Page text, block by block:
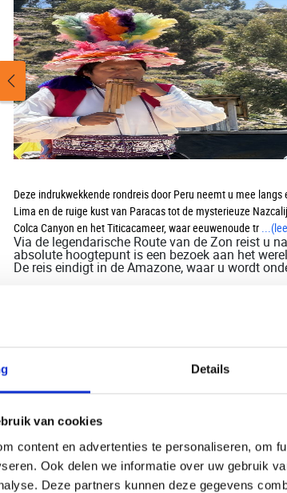
Details
van cookies
content en advertenties te personaliseren, om
Ook delen we informatie over uw gebruik
Deze partners kunnen deze gegevens
Deze indrukwekkende rondreis door Peru neemt u mee
Lima en de ruige kust van Paracas tot de mysterieuze
Colca Canyon en het Titicacameer, waar eeuwenoude tr ...
Via de legendarische Route van de Zon reist u
absolute hoogtepunt is een bezoek aan het
De reis eindigt in de Amazone, waar u wordt